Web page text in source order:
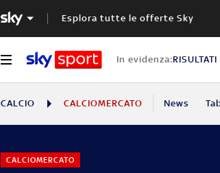
Esplora tutte le offerte Sky
In evidenza:RISULTATI
CALCIO CALCIOMERCATO News
CALCIOMERCATO